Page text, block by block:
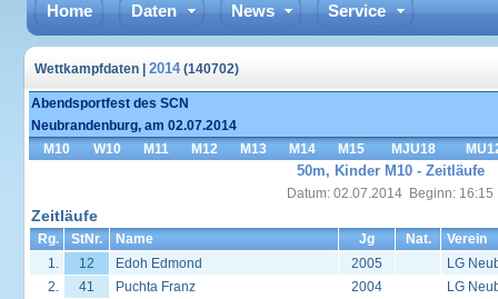
Home Daten News Service
Wettkampfdaten | 2014(140702)
Abendsportfest des SCN
Neubrandenburg, am 02.07.2014
M10
W10 M11 M12 M13 M14 M15 MJU18
50m, Kinder M10 - Zeitläufe
Datum: 02.07.2014 Beginn: 16:15
Zeitläufe
Rg. StNr. Name Jg Nat.
Verein
1.
12 Edoh Edmond 2005
LG
2.
41 Puchta Franz 2004
LG